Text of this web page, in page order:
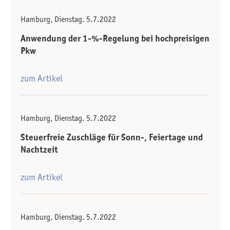
Hamburg, Dienstag. 5.7.2022
Anwendung der 1-%-Regelung bei hochpreisigen
Pkw
zum Artikel
Hamburg, Dienstag. 5.7.2022
Steuerfreie Zuschläge für Sonn-, Feiertage und
Nachtzeit
zum Artikel
Hamburg, Dienstag. 5.7.2022